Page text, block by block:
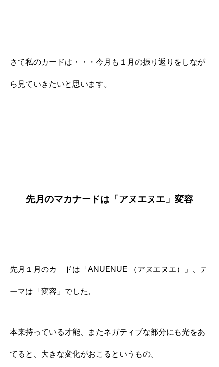
さて私のカードは・・・今月も１月の振り返りをしなが
ら見ていきたいと思います。
先月のマカナードは 「アヌエヌエ」変容
先月１月のカードは「ANUENUE （アヌエヌエ）」、テ
ーマは「変容」でした。
本来持っている才能、またネガティブな部分にも光をあ
てると、大きな変化がおこるというもの。